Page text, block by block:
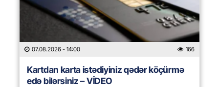
07.08.2026 - 14:00 166
Kartdan karta istədiyiniz qədər köçürmə
edə bilərsiniz – VİDEO